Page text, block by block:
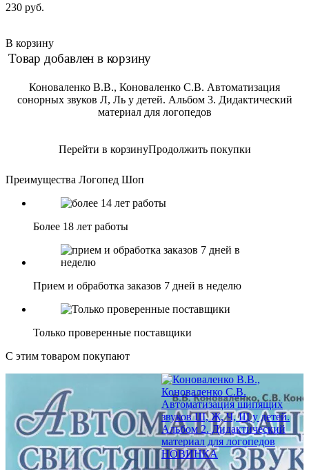
230 руб.
В корзину
Товар добавлен в корзину
Коноваленко В.В., Коноваленко С.В. Автоматизация
сонорных звуков Л, Ль у детей. Альбом 3. Дидактический
материал для логопедов
Перейти в корзинуПродолжить покупки
Преимущества Логопед Шоп
Более 18 лет работы
Прием и обработка заказов 7 дней в неделю
Только проверенные поставщики
С этим товаром покупают
НОВИНКА